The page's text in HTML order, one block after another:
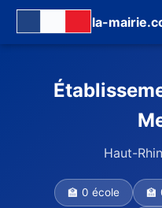
la-
Haut-
🏫 0 école 🏫